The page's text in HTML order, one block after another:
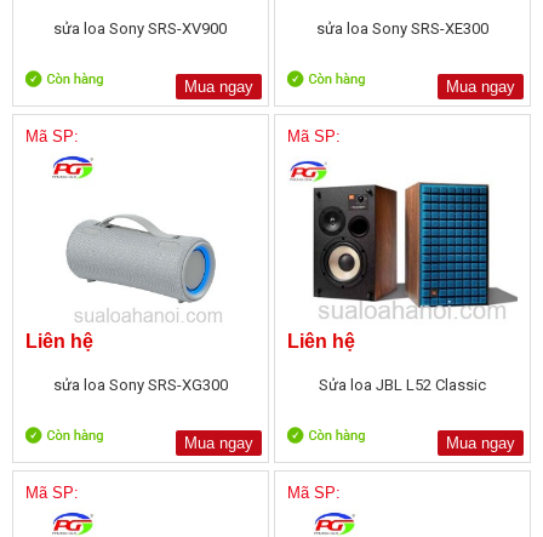
sửa loa Sony SRS-XV900
Mua ngay
sửa loa Sony SRS-XE300
Mua ngay
Mã SP:
Liên hệ
sửa loa Sony SRS-XG300
Mua ngay
Mã SP:
Liên hệ
Sửa loa JBL L52 Classic
Mua ngay
Mã SP: Mã SP: